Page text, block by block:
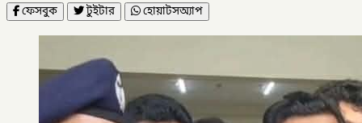
ফেসবুক
টুইটার হোয়াটসঅ্যাপ